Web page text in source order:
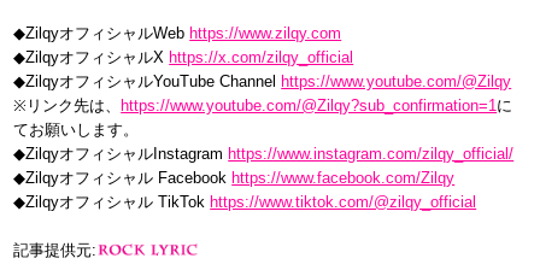
◆ZilqyオフィシャルWeb https://www.zilqy.com
◆ZilqyオフィシャルX https://x.com/zilqy_official
◆ZilqyオフィシャルYouTube Channel https://www.youtube.com/@Zilqy
※リンク先は、
https://www.youtube.com/@Zilqy?sub_confirmation=1 に
てお願いします。
◆ZilqyオフィシャルInstagram https://www.instagram.com/zilqy_official/
◆Zilqyオフィシャル Facebook https://www.facebook.com/Zilqy
◆Zilqyオフィシャル TikTok https://www.tiktok.com/@zilqy_official
記事提供元: